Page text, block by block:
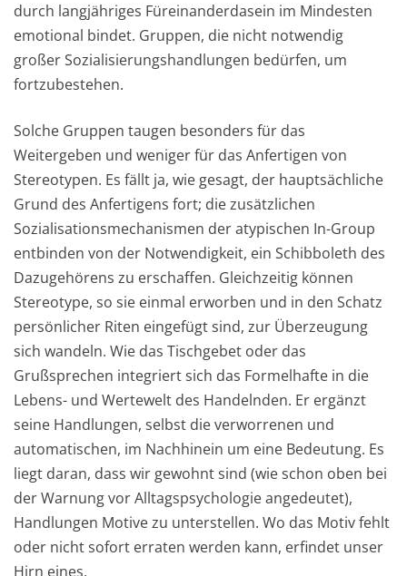
durch langjähriges Füreinanderdasein im Mindesten
emotional bindet. Gruppen, die nicht notwendig
großer Sozialisierungshandlungen bedürfen, um
fortzubestehen.
Solche Gruppen taugen besonders für das
Weitergeben und weniger für das Anfertigen von
Stereotypen. Es fällt ja, wie gesagt, der hauptsächliche
Grund des Anfertigens fort; die zusätzlichen
Sozialisationsmechanismen der atypischen In-Group
entbinden von der Notwendigkeit, ein Schibboleth des
Dazugehörens zu erschaffen. Gleichzeitig können
Stereotype, so sie einmal erworben und in den Schatz
persönlicher Riten eingefügt sind, zur Überzeugung
sich wandeln. Wie das Tischgebet oder das
Grußsprechen integriert sich das Formelhafte in die
Lebens- und Wertewelt des Handelnden. Er ergänzt
seine Handlungen, selbst die verworrenen und
automatischen, im Nachhinein um eine Bedeutung. Es
liegt daran, dass wir gewohnt sind (wie schon oben bei
der Warnung vor Alltagspsychologie angedeutet),
Handlungen Motive zu unterstellen. Wo das Motiv fehlt
oder nicht sofort erraten werden kann, erfindet unser
Hirn eines.